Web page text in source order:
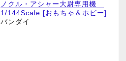
ノクル・アシャー大尉専用機
1/144Scale [おもちゃ＆ホビー]
バンダイ